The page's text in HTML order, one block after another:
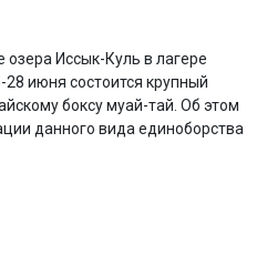
Иссык-Куль в лагере
июня состоится крупный
боксу муай-тай. Об этом
данного вида единоборства